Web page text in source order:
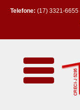
Telefone: (17) 3321-6655